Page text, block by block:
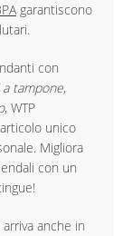
garantiscono
con
tampone,
, WTP
unico
Migliora
con un
anche in